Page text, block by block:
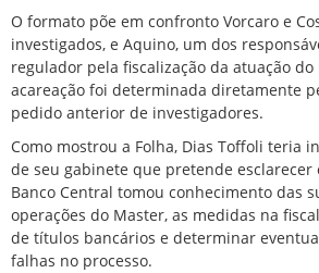
O formato põe em confronto Vorcaro e
investigados, e Aquino, um dos
regulador pela fiscalização da atuação do
acareação foi determinada diretamente
pedido anterior de investigadores.
Como mostrou a Folha, Dias Toffoli teria
de seu gabinete que pretende esclarecer
Banco Central tomou conhecimento das
operações do Master, as medidas na
de títulos bancários e determinar
falhas no processo.